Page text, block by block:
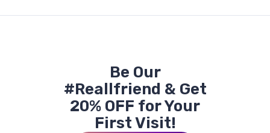
Be Our
#Reallfriend & Get
20% OFF for Your
First Visit!